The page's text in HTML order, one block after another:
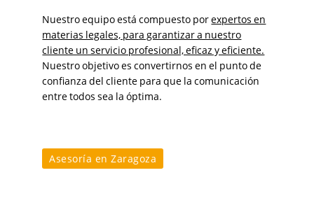
Nuestro equipo está compuesto porexpertos en
materias legales, para garantizar a nuestro
cliente un servicio profesional, eficaz y eficiente.
Nuestro objetivo es convertirnos en el punto de
confianza del cliente para que la comunicación
entre todos sea la óptima.
Asesoría en Zaragoza